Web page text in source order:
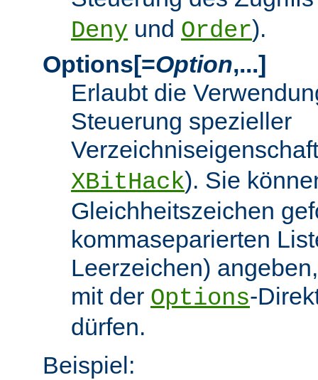
Deny und Order).
Options[=Option,...]
Erlaubt die
Steuerung spezieller
XBitHack). Sie
Gleichheitszeichen
kommaseparierten
Leerzeichen)
mit der Options-
dürfen.
Beispiel: